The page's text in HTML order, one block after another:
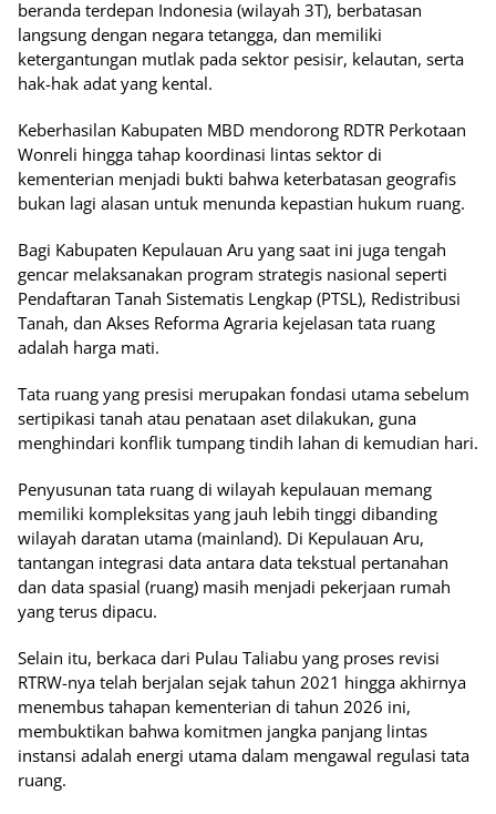
beranda terdepan Indonesia (wilayah 3T), berbatasan
langsung dengan negara tetangga, dan memiliki
ketergantungan mutlak pada sektor pesisir, kelautan, serta
hak-hak adat yang kental.
Keberhasilan Kabupaten MBD mendorong RDTR Perkotaan
Wonreli hingga tahap koordinasi lintas sektor di
kementerian menjadi bukti bahwa keterbatasan geografis
bukan lagi alasan untuk menunda kepastian hukum ruang.
Bagi Kabupaten Kepulauan Aru yang saat ini juga tengah
gencar melaksanakan program strategis nasional seperti
Pendaftaran Tanah Sistematis Lengkap (PTSL), Redistribusi
Tanah, dan Akses Reforma Agraria kejelasan tata ruang
adalah harga mati.
Tata ruang yang presisi merupakan fondasi utama sebelum
sertipikasi tanah atau penataan aset dilakukan, guna
menghindari konflik tumpang tindih lahan di kemudian hari.
Penyusunan tata ruang di wilayah kepulauan memang
memiliki kompleksitas yang jauh lebih tinggi dibanding
wilayah daratan utama (mainland). Di Kepulauan Aru,
tantangan integrasi data antara data tekstual pertanahan
dan data spasial (ruang) masih menjadi pekerjaan rumah
yang terus dipacu.
Selain itu, berkaca dari Pulau Taliabu yang proses revisi
RTRW-nya telah berjalan sejak tahun 2021 hingga akhirnya
menembus tahapan kementerian di tahun 2026 ini,
membuktikan bahwa komitmen jangka panjang lintas
instansi adalah energi utama dalam mengawal regulasi tata
ruang.